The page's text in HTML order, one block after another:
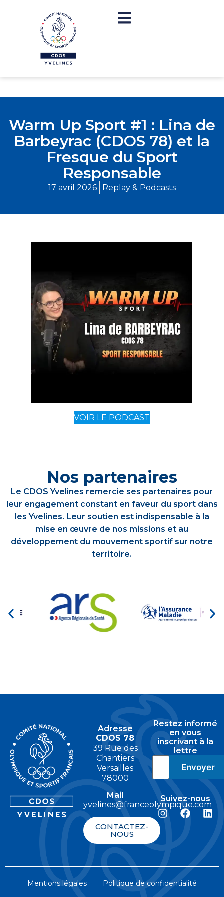
Warm Up Sport #1 : Lina de
Barbeyrac (CDOS 78) et la
Fresque du Sport
Responsable
17 avril 2026 Replay & Podcasts
VOIR LE PODCAST
Nos partenaires
Le CDOS Yvelines remercie ses partenaires pour
leur engagement constant en faveur du sport dans
les Yvelines. Leur soutien est indispensable à la
mise en œuvre de nos missions et au
développement du mouvement sportif sur notre
territoire.
Adresse
CDOS 78
39 Rue des
Chantiers
Versailles
78000
Mail
yvelines@franceolympique.com
CONTACTEZ-
NOUS
Restez informé
en vous
inscrivant à la
lettre
Suivez-nous
Mentions légales Politique de confidentialité